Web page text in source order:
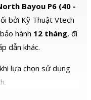
Bayou P6 (40 -
bởi Kỹ Thuật Vtech
hành 12 tháng, đi
dẫn khác.
lựa chọn sử dụng